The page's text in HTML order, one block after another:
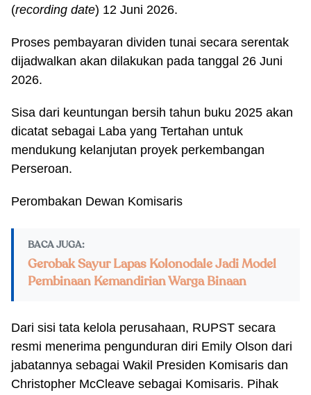
(recording date) 12 Juni 2026.
Proses pembayaran dividen tunai secara serentak
dijadwalkan akan dilakukan pada tanggal 26 Juni
2026.
Sisa dari keuntungan bersih tahun buku 2025 akan
dicatat sebagai Laba yang Tertahan untuk
mendukung kelanjutan proyek perkembangan
Perseroan.
Perombakan Dewan Komisaris
BACA JUGA:
Gerobak Sayur Lapas Kolonodale Jadi Model
Pembinaan Kemandirian Warga Binaan
Dari sisi tata kelola perusahaan, RUPST secara
resmi menerima pengunduran diri Emily Olson dari
jabatannya sebagai Wakil Presiden Komisaris dan
Christopher McCleave sebagai Komisaris. Pihak